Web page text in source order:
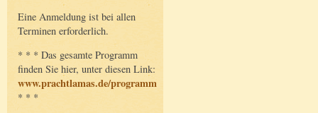
Eine Anmeldung ist bei allen
Terminen erforderlich.
* * * Das gesamte Programm
finden Sie hier, unter diesen Link:
www.prachtlamas.de/programm
* * *